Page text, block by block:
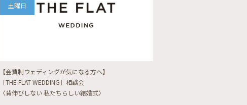
土曜日
【会費制ウェディングが気になる方へ】
［THE FLAT WEDDING］相談会
〈背伸びしない 私たちらしい結婚式〉